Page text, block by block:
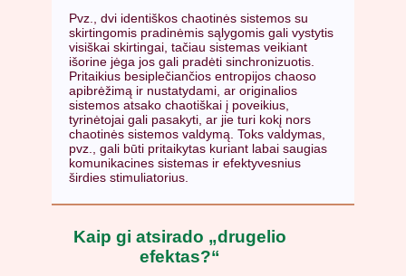
Pvz., dvi identiškos chaotinės sistemos su
skirtingomis pradinėmis sąlygomis gali vystytis
visiškai skirtingai, tačiau sistemas veikiant
išorine jėga jos gali pradėti sinchronizuotis.
Pritaikius besiplečiančios entropijos chaoso
apibrėžimą ir nustatydami, ar originalios
sistemos atsako chaotiškai į poveikius,
tyrinėtojai gali pasakyti, ar jie turi kokį nors
chaotinės sistemos valdymą. Toks valdymas,
pvz., gali būti pritaikytas kuriant labai saugias
komunikacines sistemas ir efektyvesnius
širdies stimuliatorius.
Kaip gi atsirado „drugelio
efektas?“